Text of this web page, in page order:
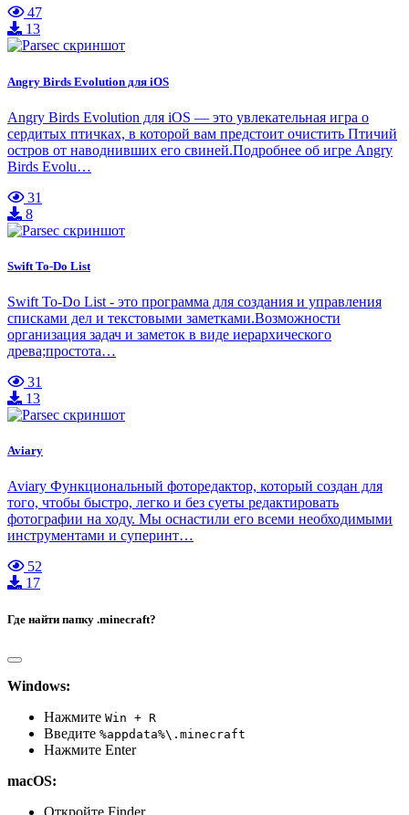
47
13
Angry Birds Evolution для iOS
Angry Birds Evolution для iOS — это увлекательная игра о
сердитых птичках, в которой вам предстоит очистить Птичий
остров от наводнивших его свиней.Подробнее об игре Angry
Birds Evolu…
31
8
Swift To-Do List
Swift To-Do List - это программа для создания и управления
списками дел и текстовыми заметками.Возможности
организация задач и заметок в виде иерархического
древа;простота…
31
13
Aviary
Aviary Функциональный фоторедактор, который создан для
того, чтобы быстро, легко и без суеты редактировать
фотографии на ходу. Мы оснастили его всеми необходимыми
инструментами и суперинт…
52
17
Где найти папку .minecraft?
Windows:
Нажмите Win + R
Введите %appdata%\.minecraft
Нажмите Enter
macOS:
Откройте Finder